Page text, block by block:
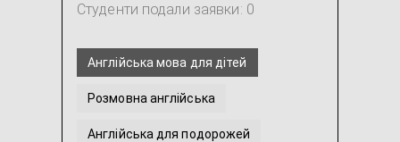
Студенти подали заявки: 0
Англійська мова для дітей
Розмовна англійська
Англійська для подорожей